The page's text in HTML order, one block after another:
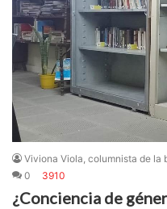
Viviona Viola, columnista de la
0
3910
¿Conciencia de